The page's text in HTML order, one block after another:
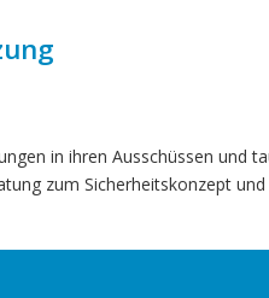
in ihren Ausschüssen und
zum Sicherheitskonzept